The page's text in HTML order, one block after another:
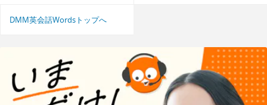
DMM英会話Wordsトップへ